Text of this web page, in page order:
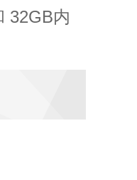
32GB内